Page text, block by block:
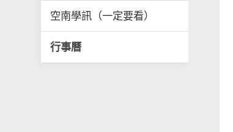
空南學訊（一定要看）
行事曆